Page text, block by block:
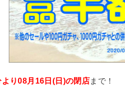
り08月16日(日)の閉店まで！